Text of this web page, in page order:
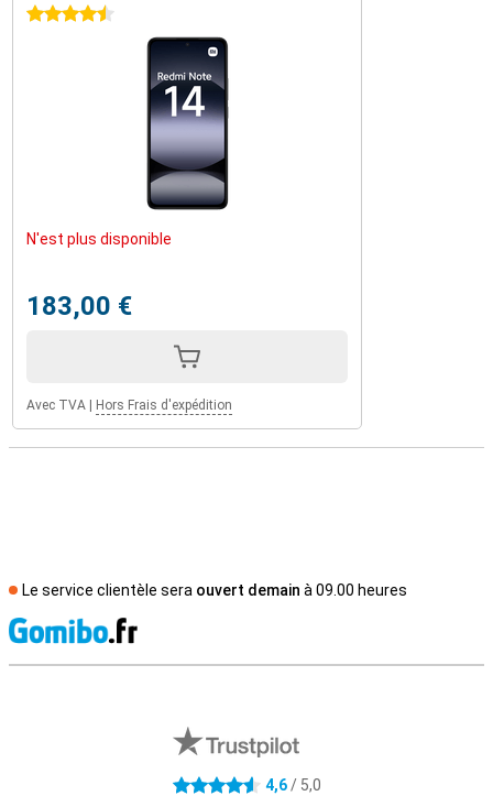
4.5 étoiles
N'est plus disponible
183,00 €
Avec TVA Hors Frais d'expédition
Le service clientèle sera ouvert demain à 09.00 heures
4.6 étoiles 4,6/ 5,0